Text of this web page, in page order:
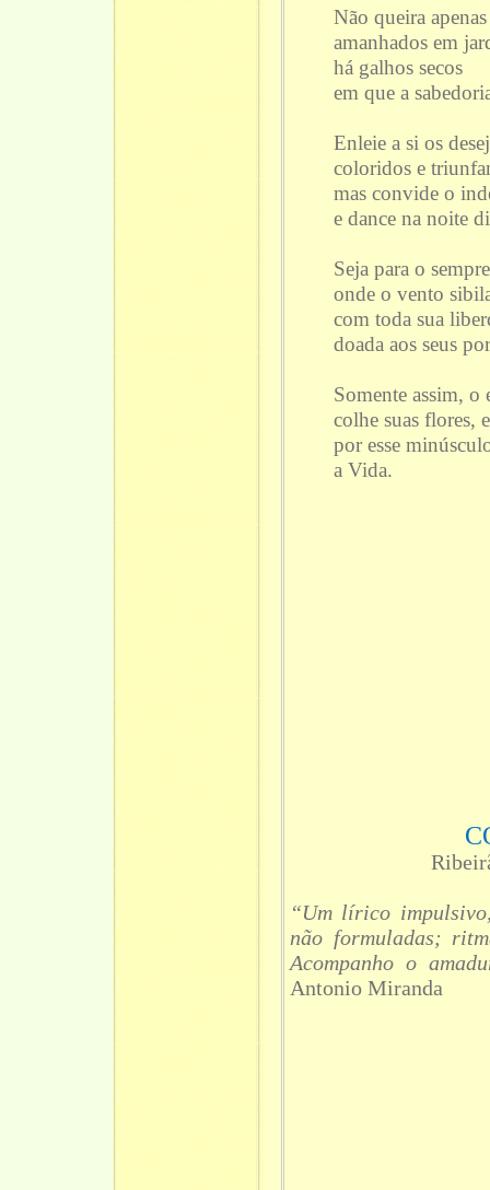
Não queira
amanhados em
há galhos secos
em que a
Enleie a si os
coloridos e
mas convide o
e dance na noite
Seja para o
onde o vento
com toda sua
doada aos seus
Somente assim, o
colhe suas flores,
por esse
a Vida.
“Um lírico
não formuladas;
Acompanho o
Antonio Miranda